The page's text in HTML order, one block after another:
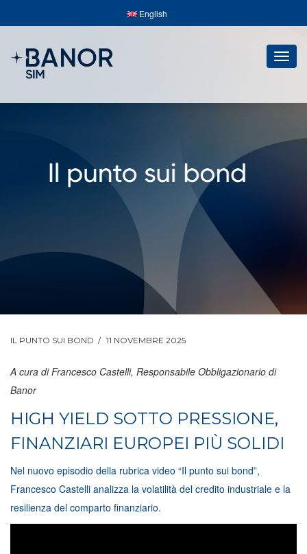
English
IL PUNTO SUI BOND 11 NOVEMBRE 2025
A cura di Francesco Castelli, Responsabile Obbligazionario di
Banor
HIGH YIELD SOTTO PRESSIONE,
FINANZIARI EUROPEI PIÙ SOLIDI
Nel nuovo episodio della rubrica video “Il punto sui bond”,
Francesco Castelli analizza la volatilità del credito industriale e la
resilienza del comparto finanziario.